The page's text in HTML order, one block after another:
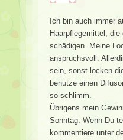
Ich bin auch immer
Haarpflegemittel,
schädigen. Meine
anspruchsvoll.
sein, sonst locken
benutze einen
so schlimm.
Übrigens mein
Sonntag. Wenn Du
kommentiere unter